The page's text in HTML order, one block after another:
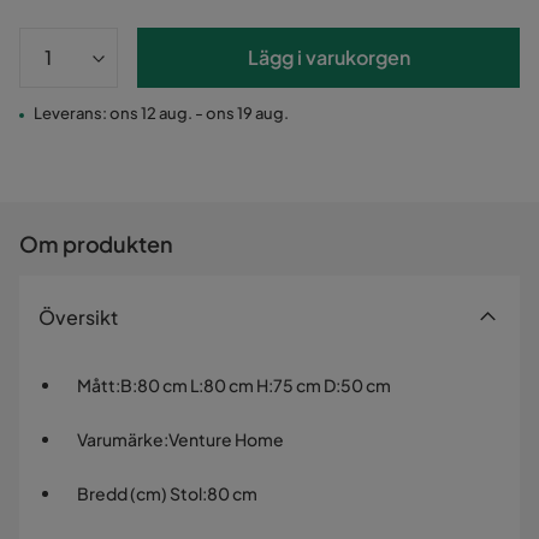
Lägg i varukorgen
Leverans: ons 12 aug. - ons 19 aug.
Om produkten
Översikt
Mått:B:80 cm L:80 cm H:75 cm D:50 cm
Varumärke:Venture Home
Bredd (cm) Stol:80 cm